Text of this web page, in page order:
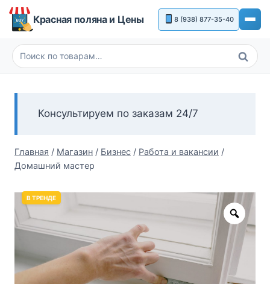
Перейти
Красная поляна и Цены 8 (938) 877-35-40
Искать:
Поиск
Консультируем по заказам 24/7
Главная / Магазин / Бизнес / Работа и вакансии /
Домашний мастер
Zoom
В ТРЕНДЕ